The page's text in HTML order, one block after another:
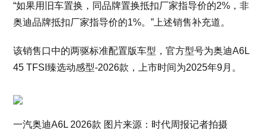
“如果用旧车置换，同品牌置换抵扣厂家指导价的2%，非
奥迪品牌抵扣厂家指导价的1%。”上述销售补充道。
该销售口中的两驱标准配置版车型，官方型号为奥迪A6L
45 TFSI臻选动感型-2026款，上市时间为2025年9月。
一汽奥迪A6L 2026款 图片来源：时代周报记者拍摄